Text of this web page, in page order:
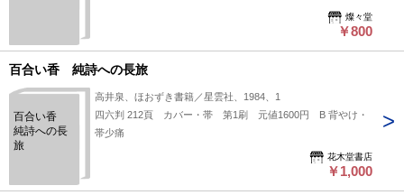
燦々堂
￥800
百合い香 純詩への長旅
百合い香
純詩への長
旅
高井泉、ほおずき書籍／星雲社、1984、1
四六判 212頁 カバー・帯 第1刷 元値1600円 B 背やけ・
帯少痛
花木堂書店
￥1,000